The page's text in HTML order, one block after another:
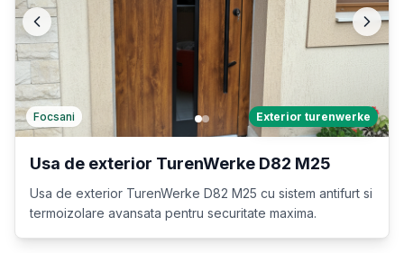
Focsani Exterior turenwerke
Usa de exterior TurenWerke D82 M25
Usa de exterior TurenWerke D82 M25 cu sistem antifurt si
termoizolare avansata pentru securitate maxima.